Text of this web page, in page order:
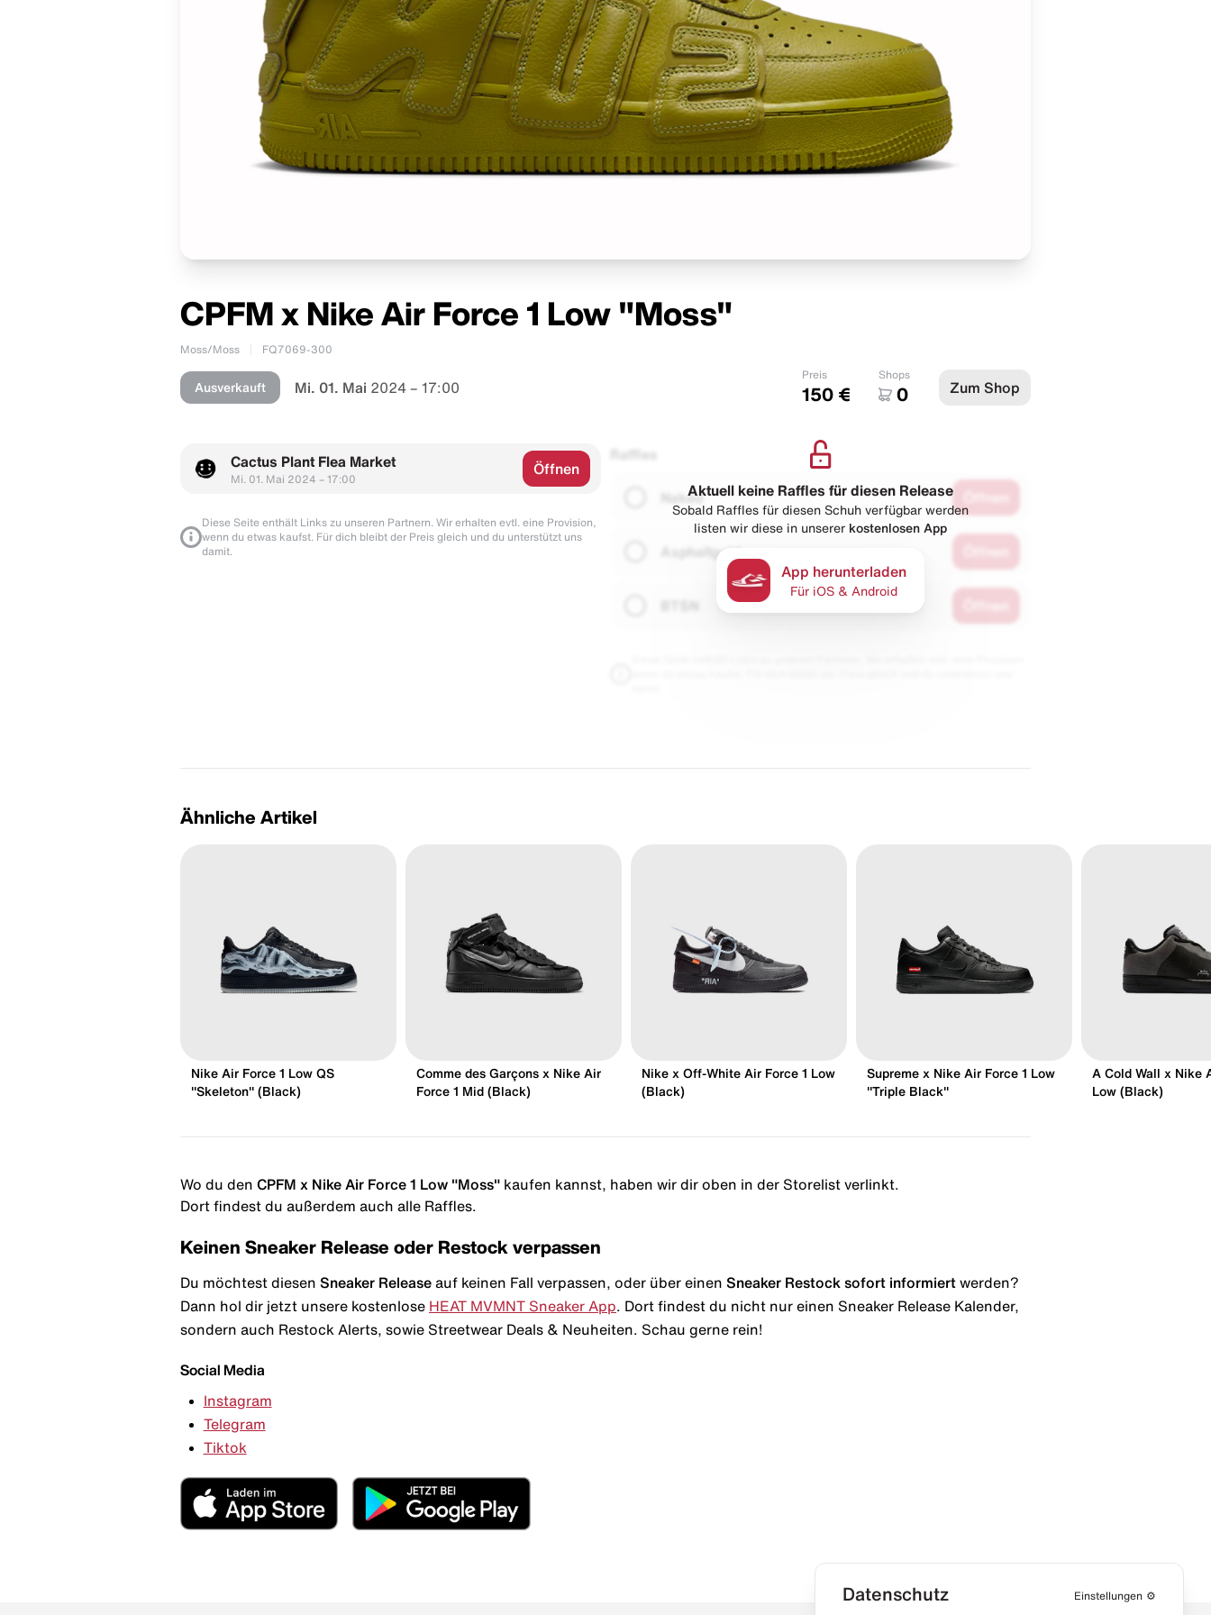
CPFM x Nike Air Force 1 Low "Moss"
Moss/Moss FQ7069-300
Ausverkauft Mi. 01. Mai 2024 – 17:00
Preis
150 €
Shops
0 Zum Shop
Cactus Plant Flea Market
Mi. 01. Mai 2024 – 17:00
Öffnen
Diese Seite enthält Links zu unseren Partnern. Wir erhalten evtl. eine Provision,
wenn du etwas kaufst. Für dich bleibt der Preis gleich und du unterstützt uns
damit.
Raffles
Naked
Asphaltgold
Aktuell keine Raffles für diesen Release
Sobald Raffles für diesen Schuh verfügbar werden
listen wir diese in unserer kostenlosen App
App herunterladen
Für iOS & Android
Ähnliche Artikel
Nike Air Force 1 Low QS
"Skeleton" (Black)
Comme des Garçons x Nike Air
Force 1 Mid (Black)
Nike x Off-White Air Force 1 Low
(Black)
Supreme x Nike Air Force 1 Low
"Triple Black"
A Cold Wall x Nike
Low (Black)
Wo du den CPFM x Nike Air Force 1 Low "Moss" kaufen kannst, haben wir dir oben in der Storelist verlinkt.
Dort findest du außerdem auch alle Raffles.
Keinen Sneaker Release oder Restock verpassen
Du möchtest diesen Sneaker Release auf keinen Fall verpassen, oder über einen Sneaker Restock sofort informiert werden?
Dann hol dir jetzt unsere kostenlose HEAT MVMNT Sneaker App . Dort findest du nicht nur einen Sneaker Release Kalender,
sondern auch Restock Alerts, sowie Streetwear Deals & Neuheiten. Schau gerne rein!
Social Media
Instagram
Telegram
Tiktok
Datenschutz Einstellungen ⚙️